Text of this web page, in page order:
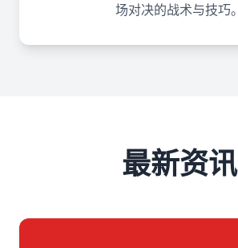
场对决的战术与技巧。
最新资讯